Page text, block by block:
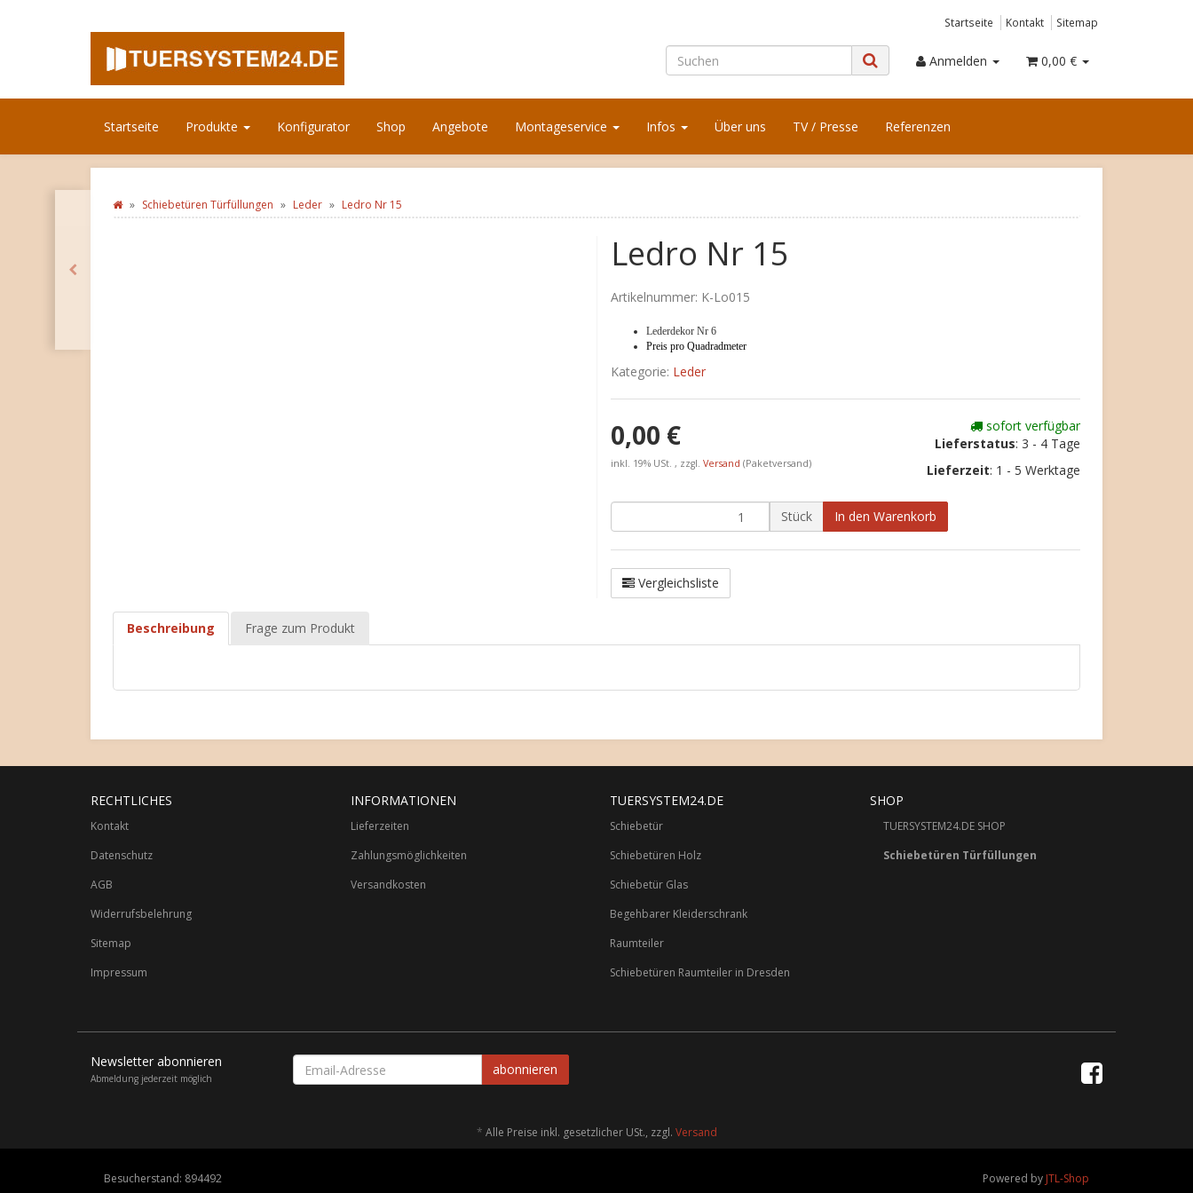
Startseite Kontakt Sitemap
Anmelden 0,00 €
Startseite Produkte Konfigurator Shop Angebote Montageservice Infos Über uns TV / Presse Referenzen
Schiebetüren Türfüllungen Leder Ledro Nr 15
Ledro Nr 15
Artikelnummer: K-Lo015
Lederdekor Nr 6
Preis pro Quadradmeter
Kategorie: Leder
0,00 €
inkl. 19% USt. , zzgl. Versand (Paketversand)
sofort verfügbar
Lieferstatus: 3 - 4 Tage
Lieferzeit: 1 - 5 Werktage
Stück In den Warenkorb
Vergleichsliste
Beschreibung Frage zum Produkt
RECHTLICHES
Kontakt
Datenschutz
AGB
Widerrufsbelehrung
Sitemap
Impressum
INFORMATIONEN
Lieferzeiten
Zahlungsmöglichkeiten
Versandkosten
TUERSYSTEM24.DE
Schiebetür
Schiebetüren Holz
Schiebetür Glas
Begehbarer Kleiderschrank
Raumteiler
Schiebetüren Raumteiler in Dresden
SHOP
TUERSYSTEM24.DE SHOP
Schiebetüren Türfüllungen
Newsletter abonnieren
Abmeldung jederzeit möglich
Email-
Adresse
abonnieren
* Alle Preise inkl. gesetzlicher USt., zzgl. Versand
Besucherstand: 894492 Powered by JTL-Shop